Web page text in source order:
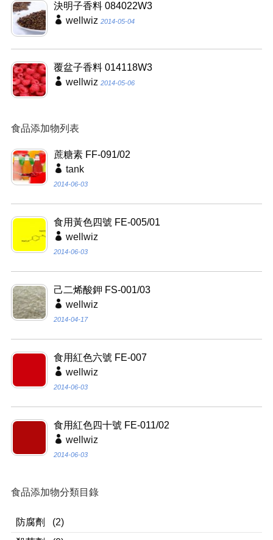
決明子香料 084022W3
wellwiz 2014-05-04
覆盆子香料 014118W3
wellwiz 2014-05-06
食品添加物列表
蔗糖素 FF-091/02
tank
2014-06-03
食用黃色四號 FE-005/01
wellwiz
2014-06-03
己二烯酸鉀 FS-001/03
wellwiz
2014-04-17
食用紅色六號 FE-007
wellwiz
2014-06-03
食用紅色四十號 FE-011/02
wellwiz
2014-06-03
食品添加物分類目錄
防腐劑
(2)